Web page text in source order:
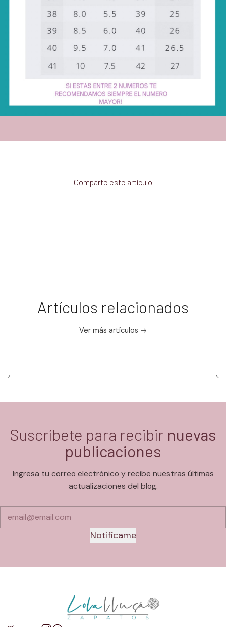
Comparte este artículo
Artículos relacionados
Ver más artículos
Suscríbete para recibir nuevas
publicaciones
Ingresa tu correo electrónico y recibe nuestras últimas
actualizaciones del blog.
Notifícame